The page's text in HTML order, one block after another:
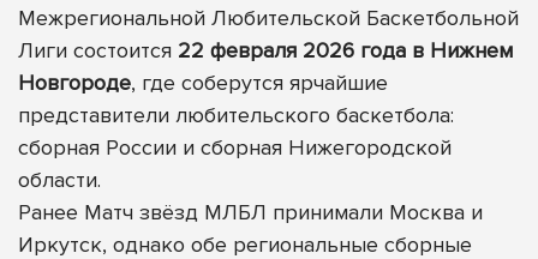
Межрегиональной Любительской Баскетбольной
Лиги состоится 22 февраля 2026 года в Нижнем
Новгороде, где соберутся ярчайшие
представители любительского баскетбола:
сборная России и сборная Нижегородской
области.
Ранее Матч звёзд МЛБЛ принимали Москва и
Иркутск, однако обе региональные сборные